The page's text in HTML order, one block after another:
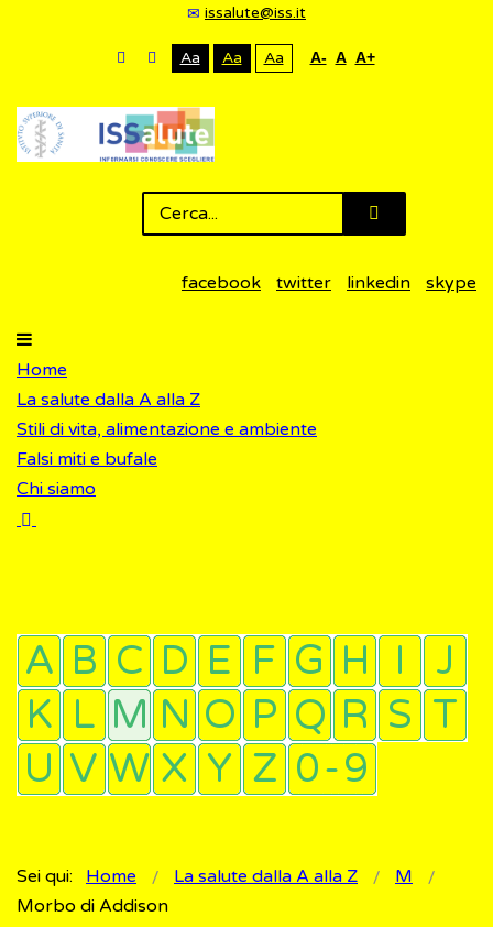
issalute@iss.it
Aa Aa Aa A- A A+
facebook twitter linkedin skype
Home
La salute dalla A alla Z
Stili di vita, alimentazione e ambiente
Falsi miti e bufale
Chi siamo
Sei qui: Home La salute dalla A alla Z
M
Morbo di Addison